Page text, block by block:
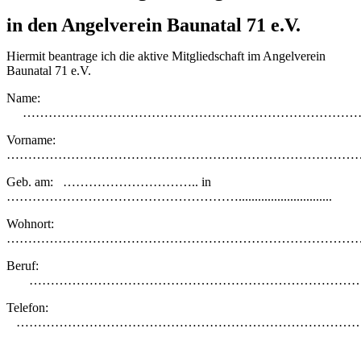
in den Angelverein Baunatal 71 e.V.
Hiermit beantrage ich die aktive Mitgliedschaft im Angelverein
Baunatal 71 e.V.
Name:
Vorname:
Geb. am: ………………………….. in
……………………………………………….............................
Wohnort:
Beruf:
Telefon: